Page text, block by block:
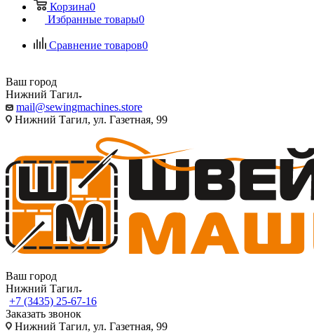
Корзина0
Избранные товары0
Сравнение товаров0
Ваш город
Нижний Тагил
mail@sewingmachines.store
Нижний Тагил, ул. Газетная, 99
Ваш город
Нижний Тагил
+7 (3435) 25-67-16
Заказать звонок
Нижний Тагил, ул. Газетная, 99